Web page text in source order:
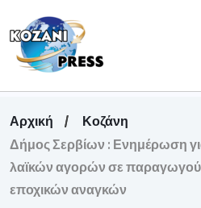
Αρχική
Κοζάνη
Δήμος Σερβίων : Ενημέρωση
λαϊκών αγορών σε
εποχικών αναγκών